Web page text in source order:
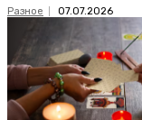
Разное 07.07.2026